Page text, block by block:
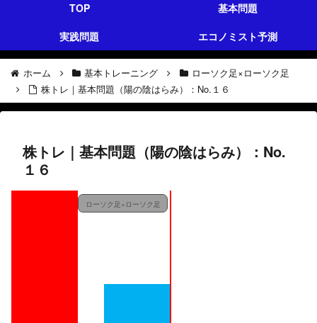
TOP
基本問題
実践問題
エコノミスト予測
ホーム 基本トレーニング
ローソク足×ローソク足
株トレ｜基本問題（陽の陰はらみ）：No.１６
株トレ｜基本問題（陽の陰はらみ）：No.
１６
ローソク足×ローソク足